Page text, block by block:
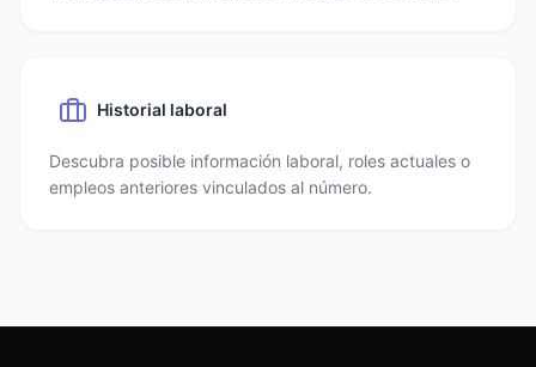
Historial laboral
Descubra posible información laboral, roles actuales o
empleos anteriores vinculados al número.